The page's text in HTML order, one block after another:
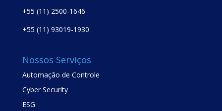
+55 (11) 2500-1646
+55 (11) 93019-1930
Nossos Serviços
Automação de Controle
Cyber Security
ESG